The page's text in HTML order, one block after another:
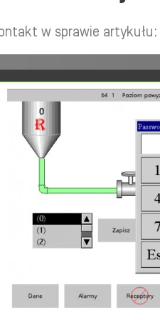
w sprawie artykułu: